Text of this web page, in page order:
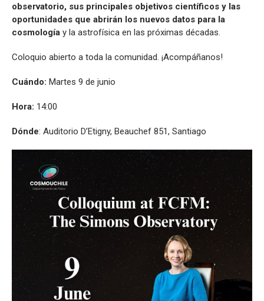
observatorio, sus principales objetivos científicos y las
oportunidades que abrirán los nuevos datos para la
cosmología y la astrofísica en las próximas décadas.
Coloquio abierto a toda la comunidad. ¡Acompáñanos!
Cuándo: Martes 9 de junio
Hora: 14:00
Dónde: Auditorio D’Etigny, Beauchef 851, Santiago